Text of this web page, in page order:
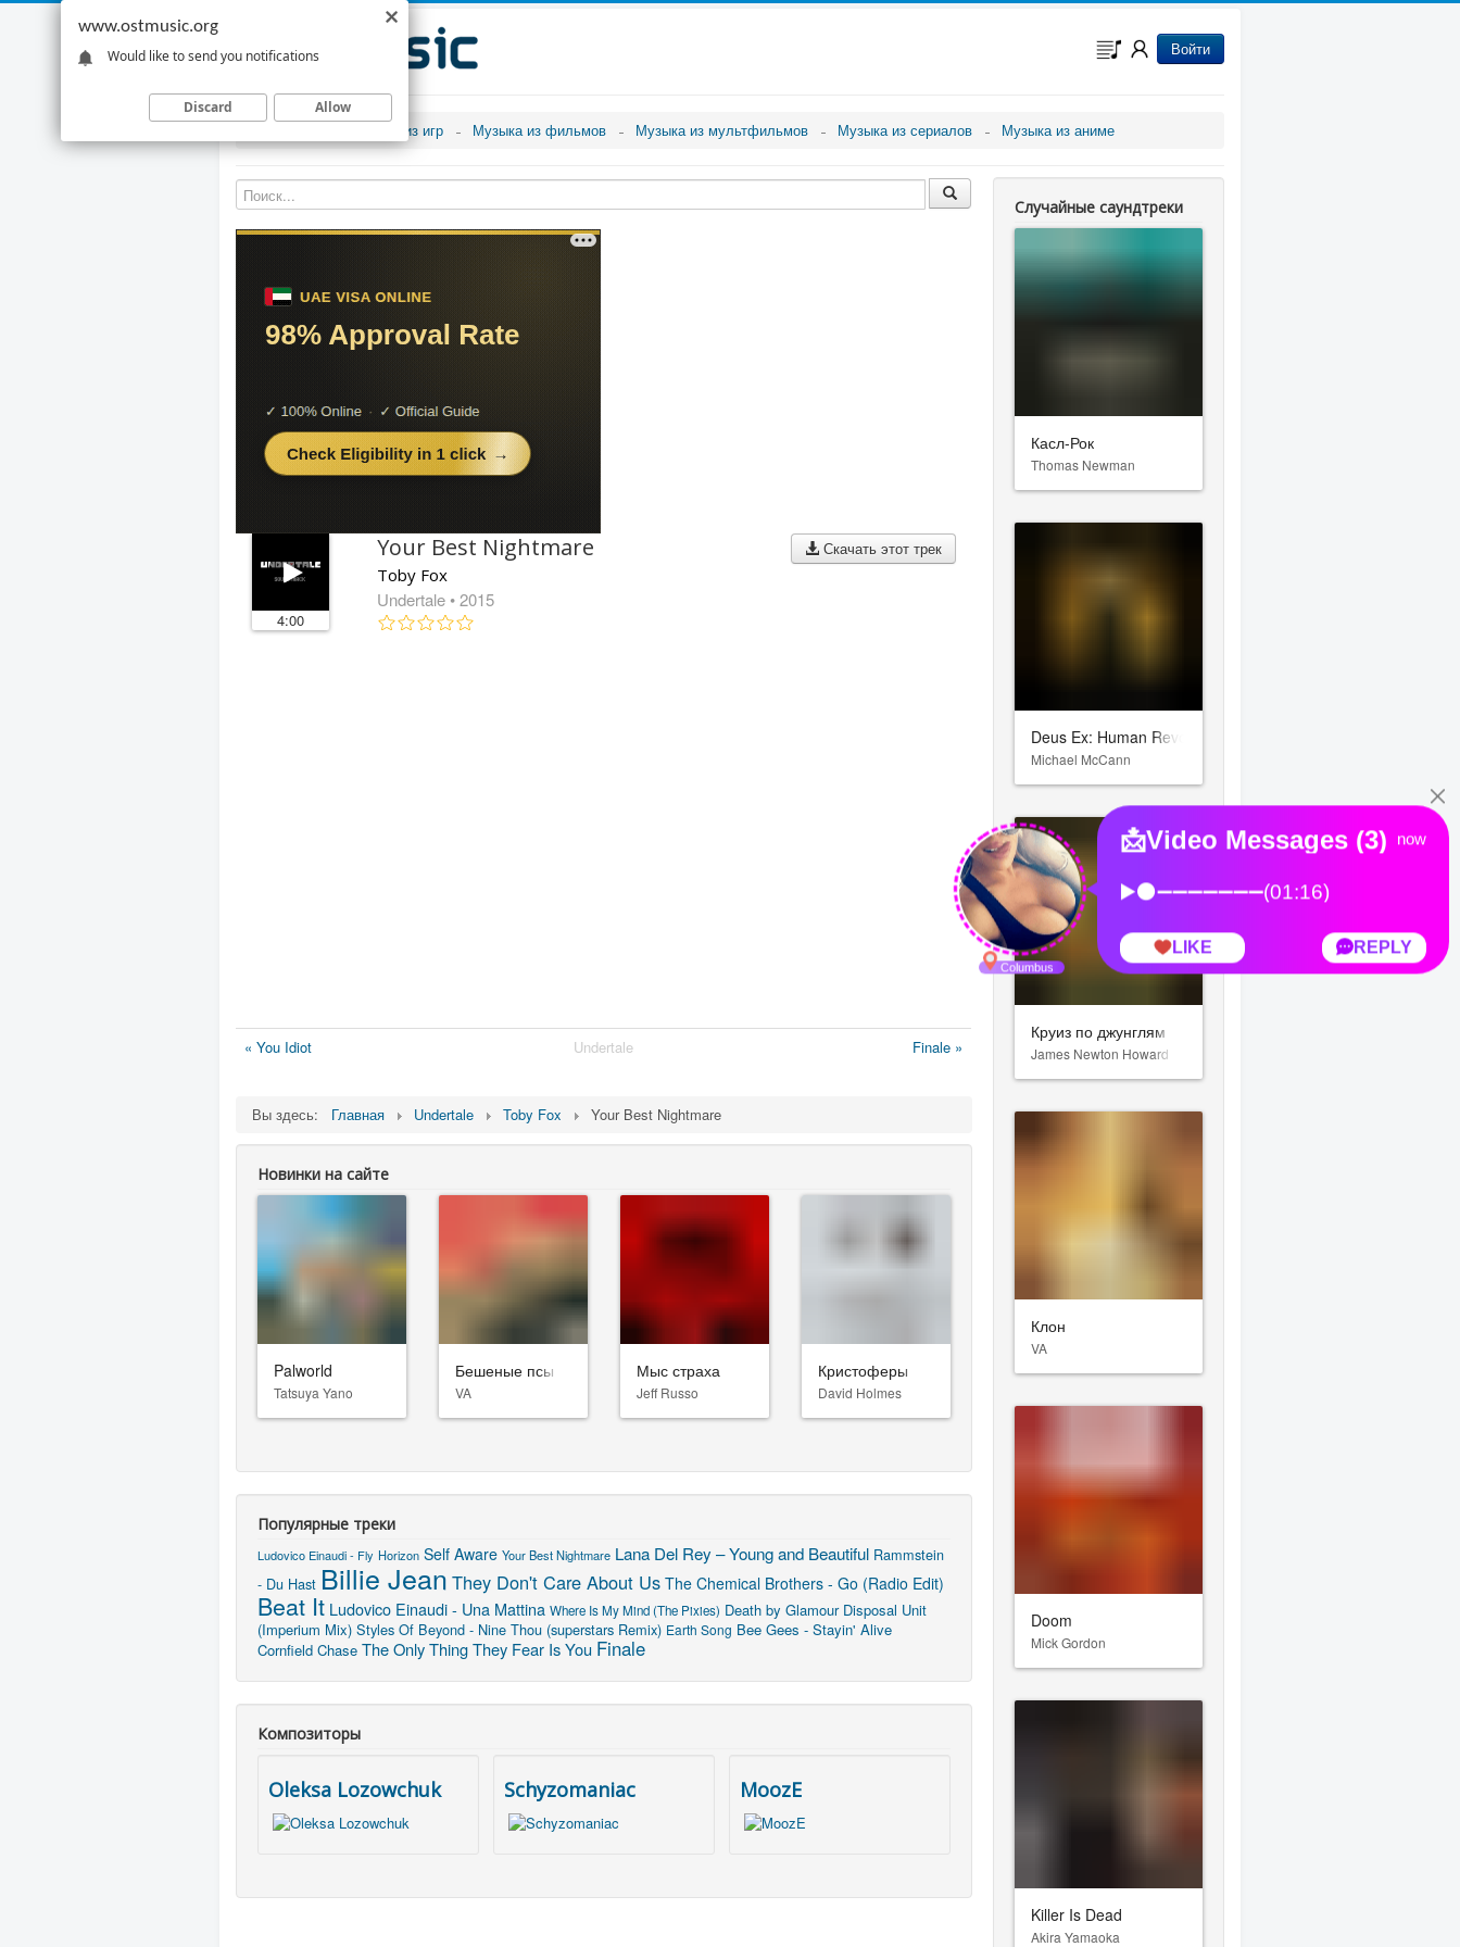
Войти
Музыка из игр Музыка из фильмов Музыка из мультфильмов Музыка из сериалов Музыка из аниме
4:00
Скачать этот трек
Your Best Nightmare
Toby Fox
Undertale • 2015
« You Idiot Undertale Finale »
Вы здесь: Главная Undertale Toby Fox Your Best Nightmare
Новинки на сайте
Palworld
Tatsuya Yano
Бешеные псы
VA
Мыс страха
Jeff Russo
Кристоферы
David Holmes
Популярные треки
Ludovico Einaudi - Fly Horizon Self Aware Your Best Nightmare Lana Del Rey – Young and Beautiful Rammstein
- Du Hast Billie Jean They Don't Care About Us The Chemical Brothers - Go (Radio Edit)
Beat It Ludovico Einaudi - Una Mattina Where Is My Mind (The Pixies) Death by Glamour Disposal Unit
(Imperium Mix) Styles Of Beyond - Nine Thou (superstars Remix) Earth Song Bee Gees - Stayin' Alive
Cornfield Chase The Only Thing They Fear Is You Finale
Композиторы
Oleksa Lozowchuk Schyzomaniac MoozE
Случайные саундтреки
Касл-Рок
Thomas Newman
Deus Ex: Human Revolution
Michael McCann
Круиз по джунглям
James Newton Howard
Клон
VA
Doom
Mick Gordon
Killer Is Dead
Akira Yamaoka
www.ostmusic.org
Would like to send you notifications
Discard Allow